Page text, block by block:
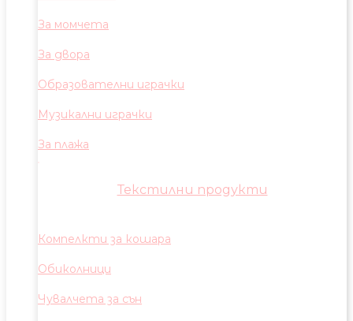
За момчета
За двора
Образователни играчки
Музикални играчки
За плажа
Текстилни продукти
Компелкти за кошара
Обиколници
Чувалчета за сън